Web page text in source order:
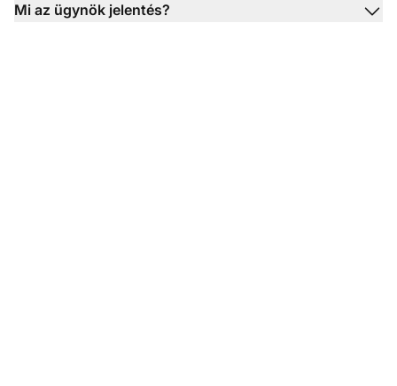
Mi az ügynök jelentés?